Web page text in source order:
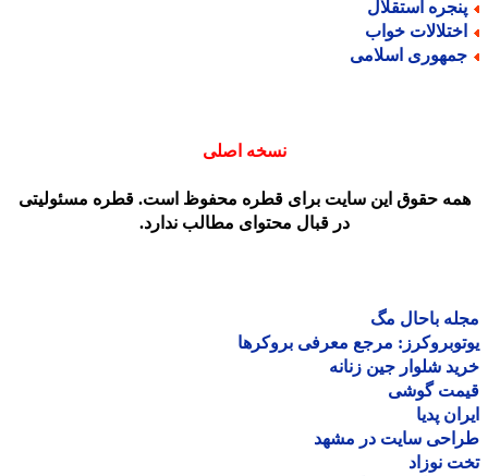
استقلال
خواب
اسلامی
نسخه اصلی
حقوق این سایت برای قطره محفوظ است. قطره مسئولیتی
در قبال محتوای مطالب ندارد.
باحال مگ
مرجع معرفی بروکرها
شلوار جین زنانه
گوشی
پدیا
سایت در مشهد
نوزاد